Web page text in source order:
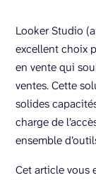
Looker Studio
excellent choix
en vente qui
ventes. Cette
solides
charge de
ensemble
Cet article vous